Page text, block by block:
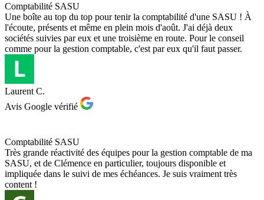
Comptabilité SASU
Une boîte au top du top pour tenir la comptabilité d'une SASU ! À
l'écoute, présents et même en plein mois d'août. J'ai déjà deux
sociétés suivies par eux et une troisième en route. Pour le conseil
comme pour la gestion comptable, c'est par eux qu'il faut passer.
Laurent C.
Avis Google vérifié
Comptabilité SASU
Très grande réactivité des équipes pour la gestion comptable de ma
SASU, et de Clémence en particulier, toujours disponible et
impliquée dans le suivi de mes échéances. Je suis vraiment très
content !